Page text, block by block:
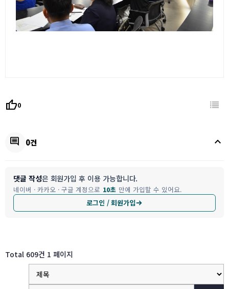
thumb_up0
comment 0건 keyboard_arrow_up
댓글 작성은 회원가입 후 이용 가능합니다.
네이버 · 카카오 · 구글 계정으로 10초 만에 가입할 수 있어요.
로그인 / 회원가입
Total 609건 1 페이지